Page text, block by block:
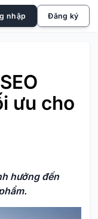
nhập Đăng ký
ưu cho
hưởng đến